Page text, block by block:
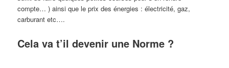
compte… ) ainsi que le prix des énergies : électricité, gaz,
carburant etc….
Cela va t’il devenir une Norme ?